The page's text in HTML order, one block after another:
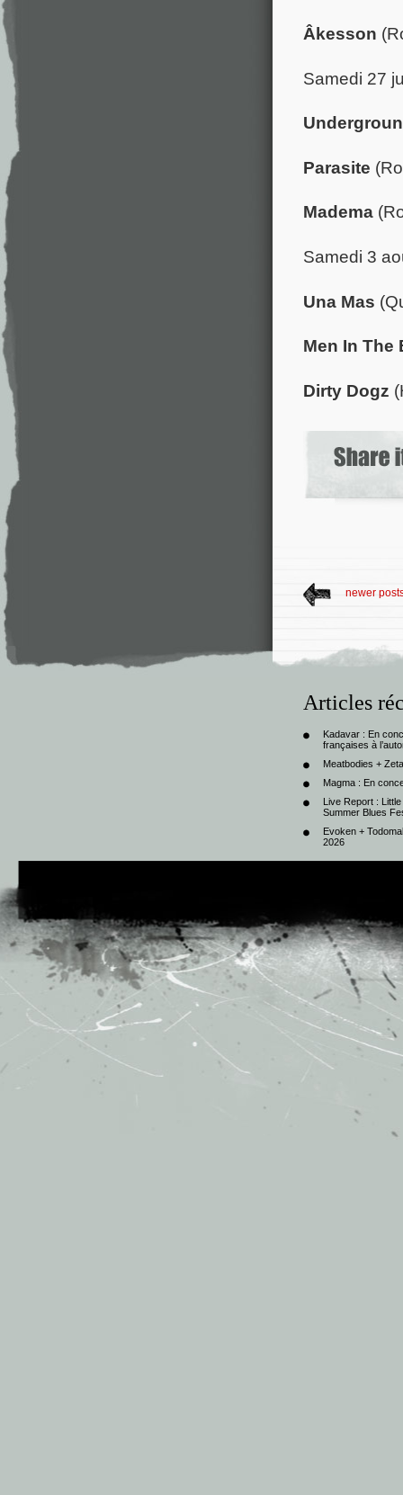
Âkesson
Samedi 27
Parasite
Madema
Samedi 3
Una Mas
Men In The
Dirty Dogz
newer
Articles
Kadavar : En
françaises à
Meatbodies +
Magma : En
Live Report :
Summer Blues
Evoken +
2026